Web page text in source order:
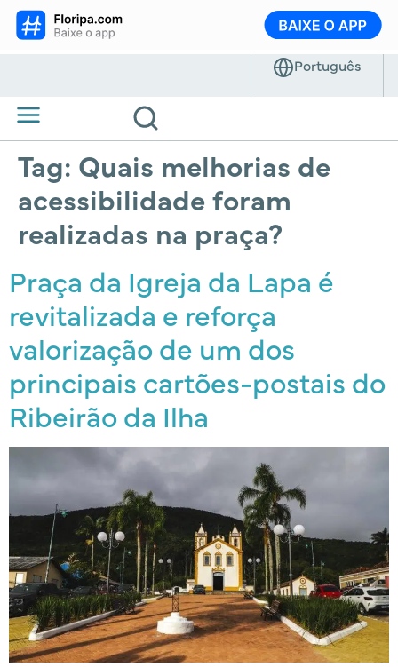
Tag: Quais melhorias de
acessibilidade foram
realizadas na praça?
Praça da Igreja da Lapa é
revitalizada e reforça
valorização de um dos
principais cartões-postais do
Ribeirão da Ilha